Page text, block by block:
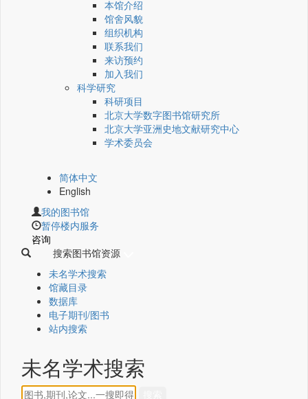
本馆介绍
馆舍风貌
组织机构
联系我们
来访预约
加入我们
科学研究
科研项目
北京大学数字图书馆研究所
北京大学亚洲史地文献研究中心
学术委员会
简体中文
English
我的图书馆
暂停楼内服务
咨询
搜索图书馆资源
未名学术搜索
馆藏目录
数据库
电子期刊/图书
站内搜索
未名学术搜索